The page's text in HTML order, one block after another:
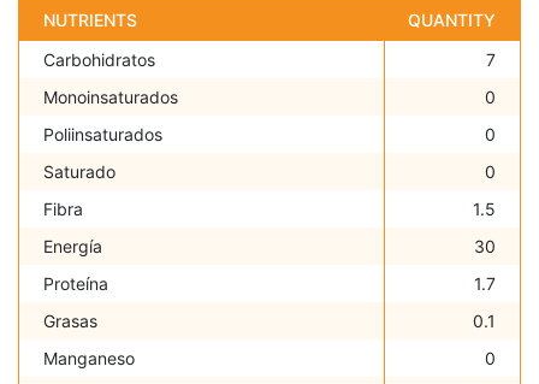
NUTRIENTS
QUANTITY
Carbohidratos
7
Monoinsaturados
0
Poliinsaturados
0
Saturado
0
Fibra
1.5
Energía
30
Proteína
1.7
Grasas
0.1
Manganeso
0